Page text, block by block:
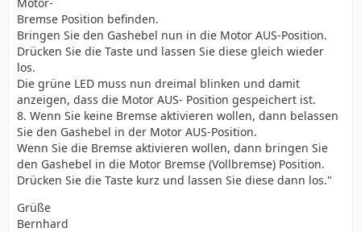
Bremse Position befinden.
Bringen Sie den Gashebel nun in die Motor AUS-Position.
Drücken Sie die Taste und lassen Sie diese gleich wieder
los.
Die grüne LED muss nun dreimal blinken und damit
anzeigen, dass die Motor AUS- Position gespeichert ist.
8. Wenn Sie keine Bremse aktivieren wollen, dann belassen
Sie den Gashebel in der Motor AUS-Position.
Wenn Sie die Bremse aktivieren wollen, dann bringen Sie
den Gashebel in die Motor Bremse (Vollbremse) Position.
Drücken Sie die Taste kurz und lassen Sie diese dann los."
Grüße
Bernhard